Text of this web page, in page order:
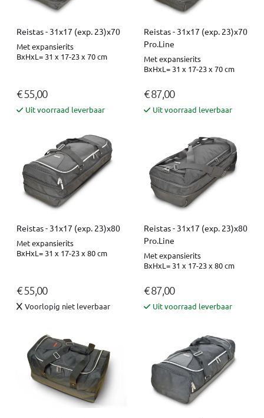
Reistas - 31x17 (exp. 23)x70
Met expansierits
BxHxL= 31 x 17-23 x 70 cm
€ 55,00
Uit voorraad leverbaar
Reistas - 31x17 (exp. 23)x70
Pro.Line
Met expansierits
BxHxL= 31 x 17-23 x 70 cm
€ 87,00
Uit voorraad leverbaar
Reistas - 31x17 (exp. 23)x80
Met expansierits
BxHxL= 31 x 17-23 x 80 cm
€ 55,00
Voorlopig niet leverbaar
Reistas - 31x17 (exp. 23)x80
Pro.Line
Met expansierits
BxHxL= 31 x 17-23 x 80 cm
€ 87,00
Uit voorraad leverbaar